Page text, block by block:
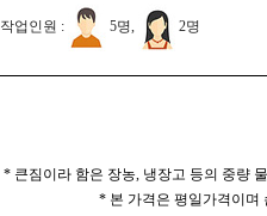
작업인원 : 5명, 2명
* 큰짐이라 함은 장농, 냉장고 등의 중량
* 본 가격은 평일가격이며